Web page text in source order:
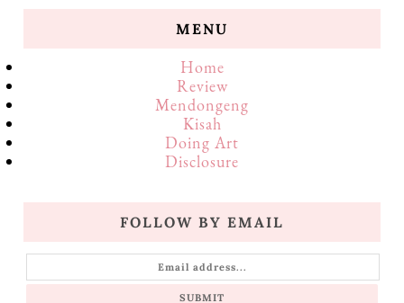
MENU
Home
Review
Mendongeng
Kisah
Doing Art
Disclosure
FOLLOW BY EMAIL